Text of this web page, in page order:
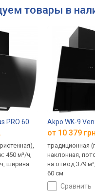
товары в
PRO 60
450 м³/ч,
ширина
Akpo WK-9
от 10 379
традиционная
наклонная,
на отвод 379
60 см
сравнить